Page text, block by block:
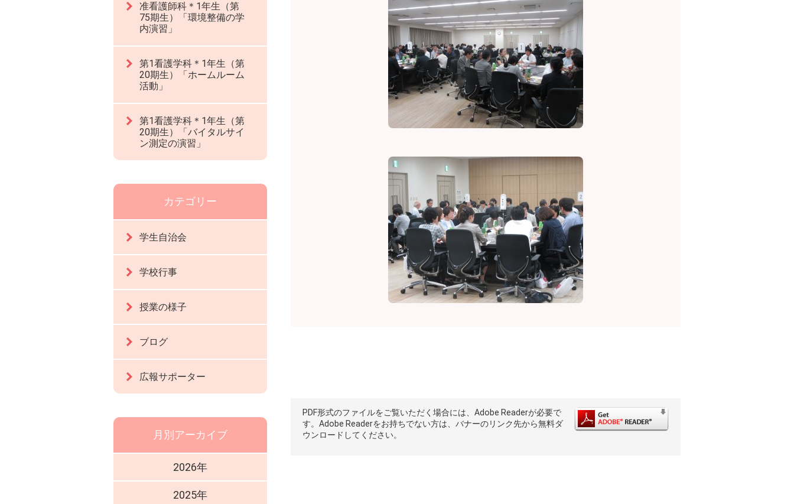
PDF形式のファイルをご覧いただく場合には、Adobe Readerが必要で
す。Adobe Readerをお持ちでない方は、バナーのリンク先から無料ダ
ウンロードしてください。
准看護師科＊1年生（第
75期生）「環境整備の学
内演習」
第1看護学科＊1年生（第
20期生）「ホームルーム
活動」
第1看護学科＊1年生（第
20期生）「バイタルサイ
ン測定の演習」
カテゴリー
学生自治会
学校行事
授業の様子
ブログ
広報サポーター
月別アーカイブ
2026年
2025年